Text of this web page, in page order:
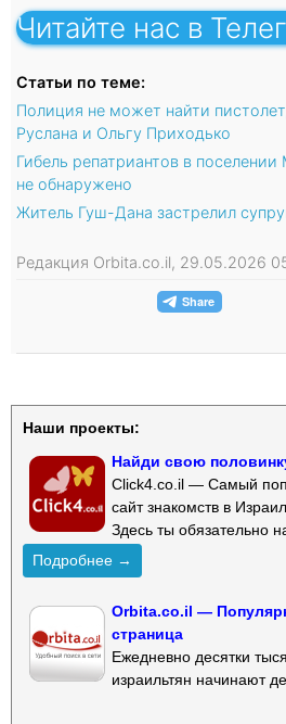
Читайте нас в
Статьи по теме:
Полиция не может найти
Руслана и Ольгу Приходько
Гибель репатриантов в
не обнаружено
Житель Гуш-Дана застрелил
Редакция Orbita.co.il, 29.05.2026
Наши проекты:
Найди свою
Click4.co.il — Самый
сайт знакомств в
Здесь ты обязательно
Подробнее →
Orbita.co.il —
страница
Ежедневно десятки
израильтян начинают